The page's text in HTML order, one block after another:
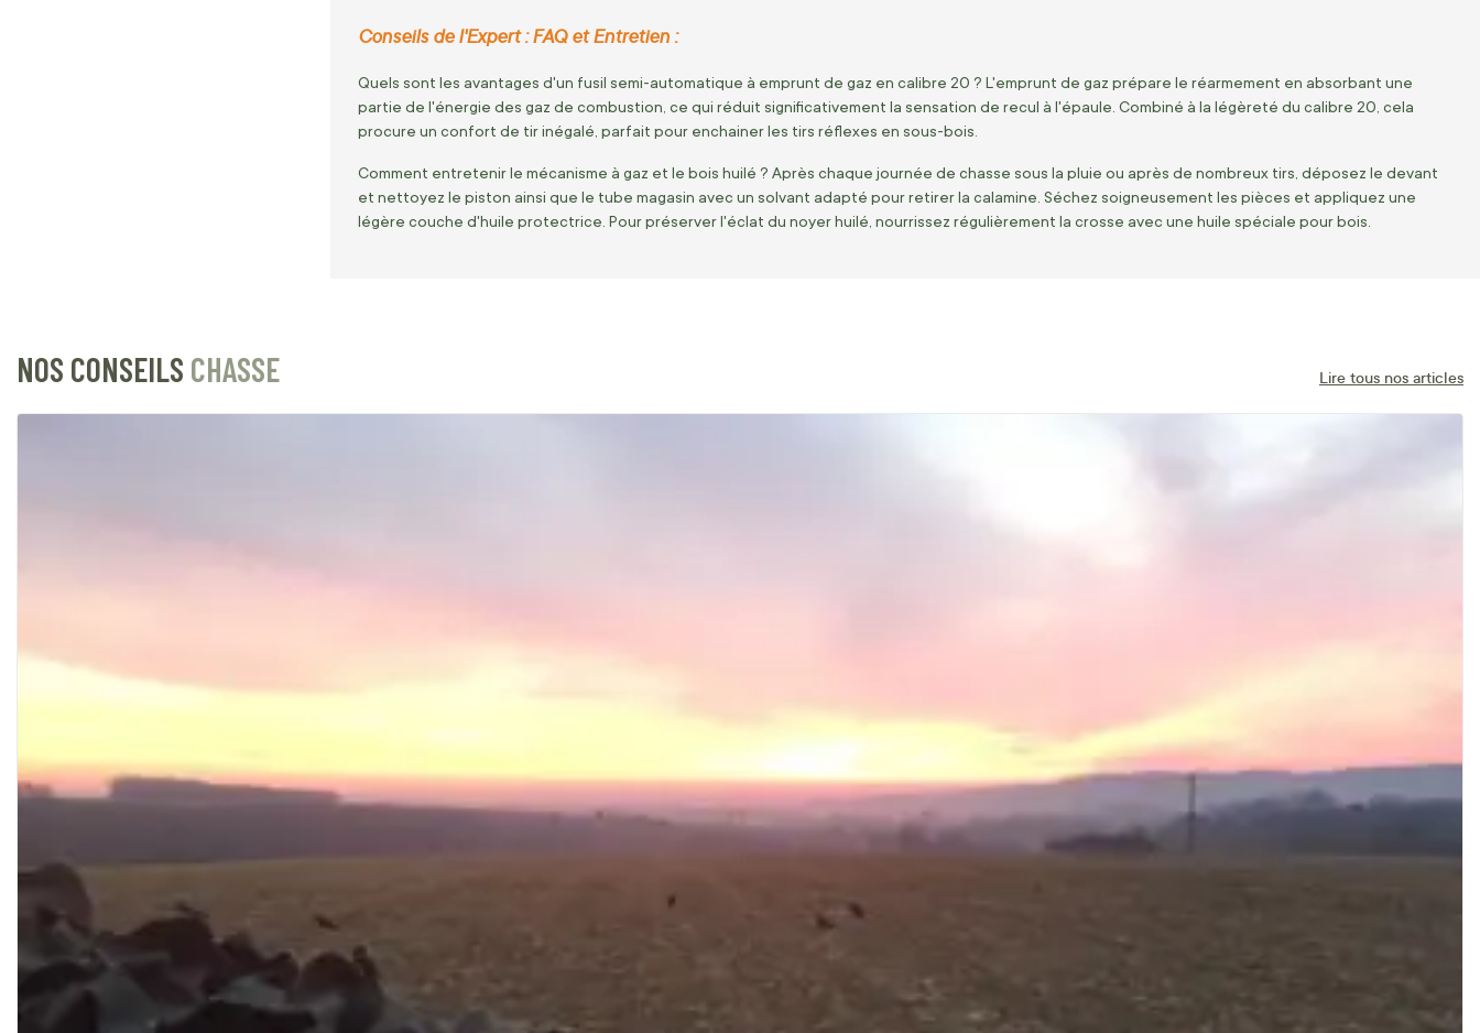
Conseils de l'Expert : FAQ et Entretien :
Quels sont les avantages d'un fusil semi-automatique à emprunt de gaz en calibre 20 ? L'emprunt de gaz prépare le réarmement en absorbant une
partie de l'énergie des gaz de combustion, ce qui réduit significativement la sensation de recul à l'épaule. Combiné à la légèreté du calibre 20, cela
procure un confort de tir inégalé, parfait pour enchainer les tirs réflexes en sous-bois.
Comment entretenir le mécanisme à gaz et le bois huilé ? Après chaque journée de chasse sous la pluie ou après de nombreux tirs, déposez le devant
et nettoyez le piston ainsi que le tube magasin avec un solvant adapté pour retirer la calamine. Séchez soigneusement les pièces et appliquez une
légère couche d'huile protectrice. Pour préserver l'éclat du noyer huilé, nourrissez régulièrement la crosse avec une huile spéciale pour bois.
NOS CONSEILS CHASSE Lire tous nos articles